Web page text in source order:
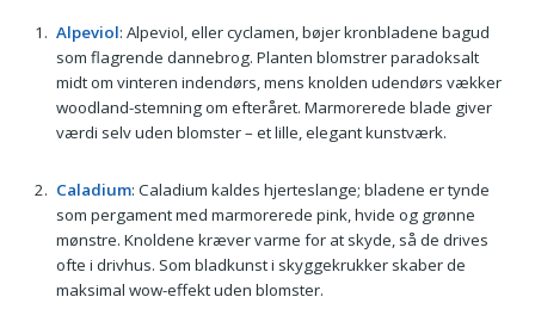
Alpeviol: Alpeviol, eller cyclamen, bøjer kronbladene bagud
som flagrende dannebrog. Planten blomstrer paradoksalt
midt om vinteren indendørs, mens knolden udendørs vækker
woodland-stemning om efteråret. Marmorerede blade giver
værdi selv uden blomster – et lille, elegant kunstværk.
Caladium: Caladium kaldes hjerteslange; bladene er tynde
som pergament med marmorerede pink, hvide og grønne
mønstre. Knoldene kræver varme for at skyde, så de drives
ofte i drivhus. Som bladkunst i skyggekrukker skaber de
maksimal wow-effekt uden blomster.